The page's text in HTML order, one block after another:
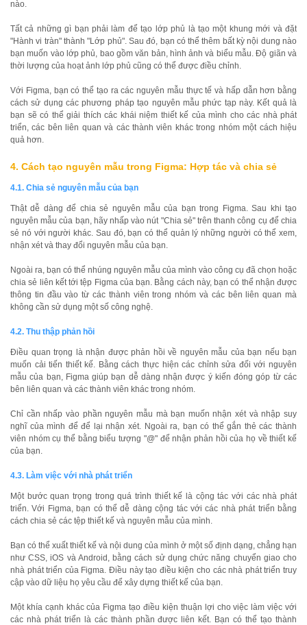
nào.
Tất cả những gì bạn phải làm để tạo lớp phủ là tạo một khung mới và đặt
"Hành vi tràn" thành "Lớp phủ". Sau đó, bạn có thể thêm bất kỳ nội dung nào
bạn muốn vào lớp phủ, bao gồm văn bản, hình ảnh và biểu mẫu. Độ giãn và
thời lượng của hoạt ảnh lớp phủ cũng có thể được điều chỉnh.
Với Figma, bạn có thể tạo ra các nguyên mẫu thực tế và hấp dẫn hơn bằng
cách sử dụng các phương pháp tạo nguyên mẫu phức tạp này. Kết quả là
bạn sẽ có thể giải thích các khái niệm thiết kế của mình cho các nhà phát
triển, các bên liên quan và các thành viên khác trong nhóm một cách hiệu
quả hơn.
4. Cách tạo nguyên mẫu trong Figma: Hợp tác và chia sẻ
4.1. Chia sẻ nguyên mẫu của bạn
Thật dễ dàng để chia sẻ nguyên mẫu của bạn trong Figma. Sau khi tạo
nguyên mẫu của bạn, hãy nhấp vào nút "Chia sẻ" trên thanh công cụ để chia
sẻ nó với người khác. Sau đó, bạn có thể quản lý những người có thể xem,
nhận xét và thay đổi nguyên mẫu của bạn.
Ngoài ra, bạn có thể nhúng nguyên mẫu của mình vào công cụ đã chọn hoặc
chia sẻ liên kết tới tệp Figma của bạn. Bằng cách này, bạn có thể nhận được
thông tin đầu vào từ các thành viên trong nhóm và các bên liên quan mà
không cần sử dụng một số công nghệ.
4.2. Thu thập phản hồi
Điều quan trọng là nhận được phản hồi về nguyên mẫu của bạn nếu bạn
muốn cải tiến thiết kế. Bằng cách thực hiện các chỉnh sửa đối với nguyên
mẫu của bạn, Figma giúp bạn dễ dàng nhận được ý kiến đóng góp từ các
bên liên quan và các thành viên khác trong nhóm.
Chỉ cần nhấp vào phần nguyên mẫu mà bạn muốn nhận xét và nhập suy
nghĩ của mình để để lại nhận xét. Ngoài ra, bạn có thể gắn thẻ các thành
viên nhóm cụ thể bằng biểu tượng "@" để nhận phản hồi của họ về thiết kế
của bạn.
4.3. Làm việc với nhà phát triển
Một bước quan trọng trong quá trình thiết kế là cộng tác với các nhà phát
triển. Với Figma, bạn có thể dễ dàng cộng tác với các nhà phát triển bằng
cách chia sẻ các tệp thiết kế và nguyên mẫu của mình.
Bạn có thể xuất thiết kế và nội dung của mình ở một số định dạng, chẳng hạn
như CSS, iOS và Android, bằng cách sử dụng chức năng chuyển giao cho
nhà phát triển của Figma. Điều này tạo điều kiện cho các nhà phát triển truy
cập vào dữ liệu họ yêu cầu để xây dựng thiết kế của bạn.
Một khía cạnh khác của Figma tạo điều kiện thuận lợi cho việc làm việc với
các nhà phát triển là các thành phần được liên kết. Bạn có thể tạo thành